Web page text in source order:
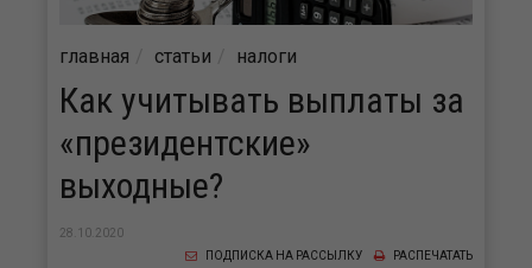
главная статьи налоги
Как учитывать выплаты за
«президентские»
выходные?
28.10.2020
РАСПЕЧАТАТЬ
ПОДПИСКА НА РАССЫЛКУ